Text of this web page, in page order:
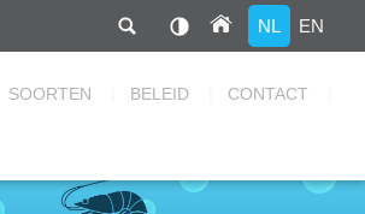
NL EN
SOORTEN BELEID CONTACT